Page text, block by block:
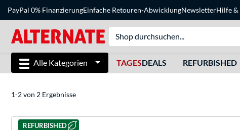
PayPal 0% FinanzierungEinfache Retouren-AbwicklungNewsletterHilfe&
Alle Kategorien TAGESDEALS REFURBISHED
1-2 von 2 Ergebnisse
REFURBISHED